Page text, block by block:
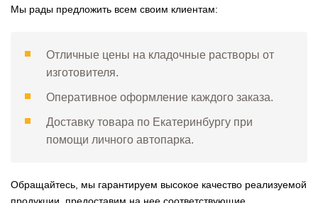
Мы рады предложить всем своим клиентам:
Отличные цены на кладочные растворы от
изготовителя.
Оперативное оформление каждого заказа.
Доставку товара по Екатеринбургу при
помощи личного автопарка.
Обращайтесь, мы гарантируем высокое качество реализуемой
продукции, предоставим на нее соответствующие